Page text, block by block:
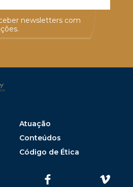
newsletters com
Atuação
Conteúdos
Código de Ética